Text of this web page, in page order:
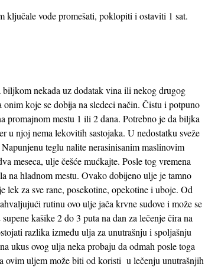
ključale vode promešati, poklopiti i ostaviti 1 sat.
nekada uz dodatak vina ili nekog drugog
koje se dobija na sledeci način. Čistu i potpuno
promajnom mestu 1 ili 2 dana. Potrebno je da biljka
u njoj nema lekovitih sastojaka. U nedostatku sveže
teglu nalite nerasinisanim maslinovim
meseca, ulje češće mućkajte. Posle tog vremena
na hladnom mestu. Ovako dobijeno ulje je tamno
za sve rane, posekotine, opekotine i uboje. Od
rutinu ovo ulje jača krvne sudove i može se
kašike 2 do 3 puta na dan za lečenje čira na
razlika između ulja za unutrašnju i spoljašnju
ukus ovog ulja neka probaju da odmah posle toga
ovim uljem može biti od koristi u lečenju unutrašnjih